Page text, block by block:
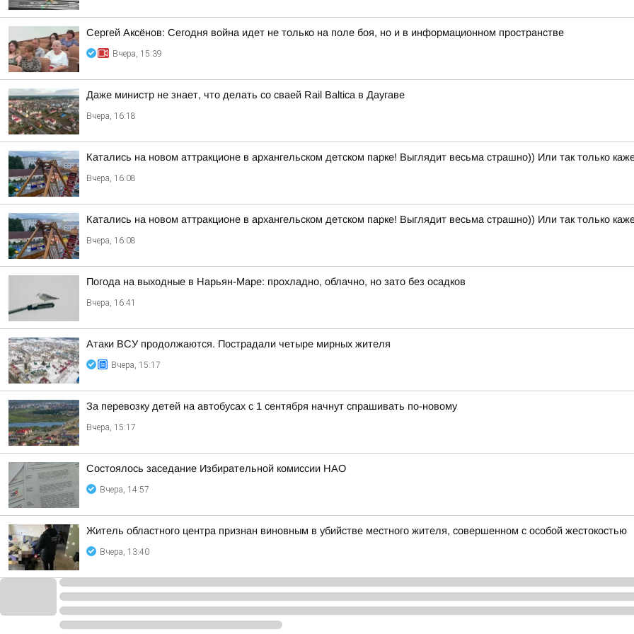
Сергей Аксёнов: Сегодня война идет не только на поле боя, но и в информационном пространстве
Вчера, 15:39
Даже министр не знает, что делать со сваей Rail Baltica в Даугаве
Вчера, 16:18
Катались на новом аттракционе в архангельском детском парке! Выглядит весьма страшно)) Или так только
Вчера, 16:08
Катались на новом аттракционе в архангельском детском парке! Выглядит весьма страшно)) Или так только
Вчера, 16:08
Погода на выходные в Нарьян-Маре: прохладно, облачно, но зато без осадков
Вчера, 16:41
Атаки ВСУ продолжаются. Пострадали четыре мирных жителя
Вчера, 15:17
За перевозку детей на автобусах с 1 сентября начнут спрашивать по-новому
Вчера, 15:17
Состоялось заседание Избирательной комиссии НАО
Вчера, 14:57
Житель областного центра признан виновным в убийстве местного жителя, совершенном с особой жестокостью
Вчера, 13:40